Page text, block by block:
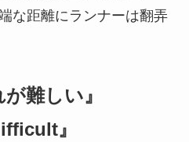
な距離にランナーは翻弄
難しい』
』